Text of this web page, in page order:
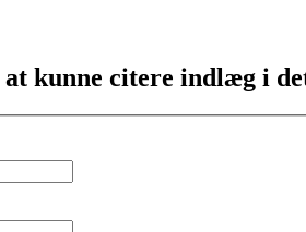
kunne citere indlæg i